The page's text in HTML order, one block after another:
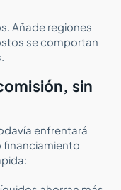
Añade regiones
se comportan
sin
enfrentará
financiamiento